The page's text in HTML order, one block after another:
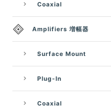
Coaxial
Amplifiers 増幅器
Surface Mount
Plug-In
Coaxial